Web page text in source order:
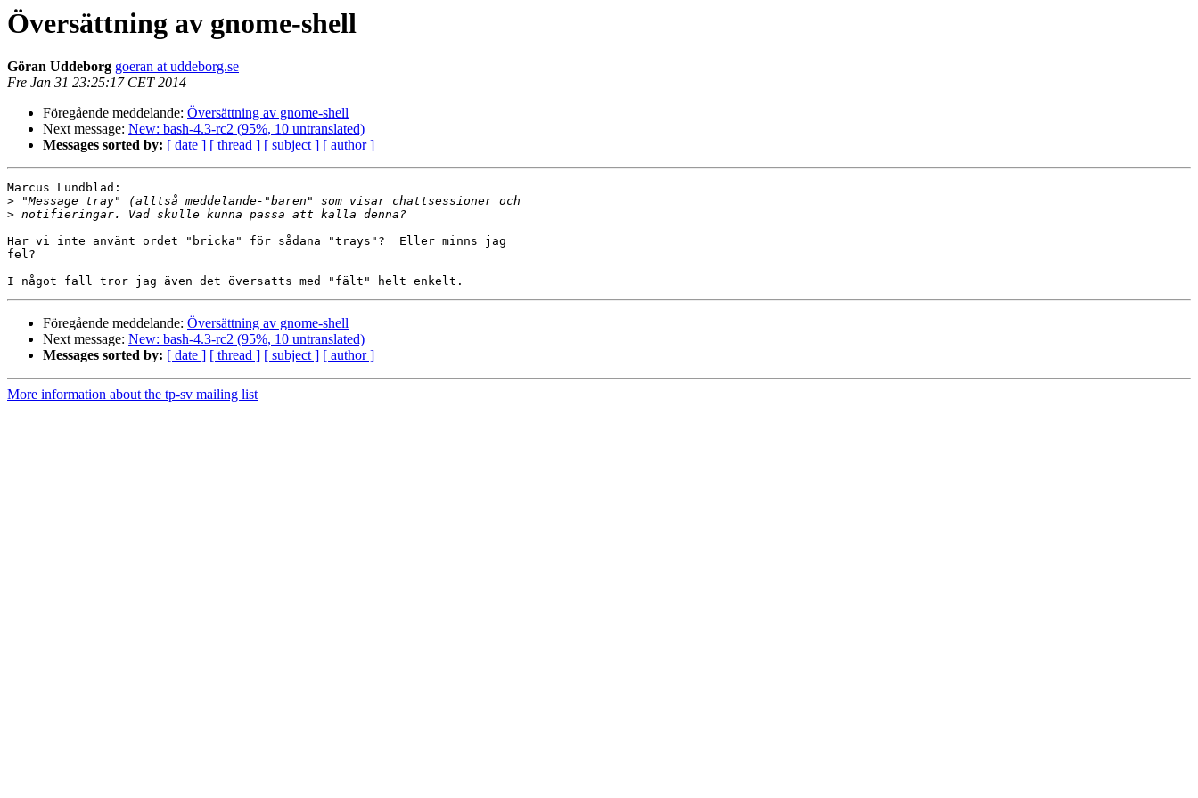
Översättning av gnome-shell
Göran Uddeborg goeran at uddeborg.se
Fre Jan 31 23:25:17 CET 2014
Föregående meddelande: Översättning av gnome-shell
Next message: New: bash-4.3-rc2 (95%, 10 untranslated)
Messages sorted by: [ date ] [ thread ] [ subject ] [ author ]
Marcus Lundblad:
>
>
Har vi inte använt ordet "bricka" för sådana "trays"?  Eller minns jag
fel?
Föregående meddelande: Översättning av gnome-shell
Next message: New: bash-4.3-rc2 (95%, 10 untranslated)
Messages sorted by: [ date ] [ thread ] [ subject ] [ author ]
More information about the tp-sv mailing list